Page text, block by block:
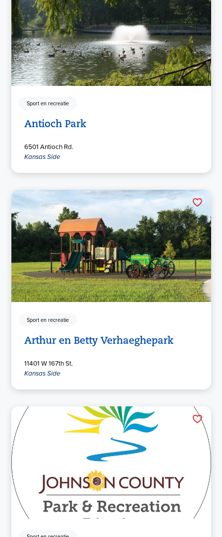
Sport en recreatie
Antioch Park
6501 Antioch Rd.
Kansas Side
Sport en recreatie
Arthur en Betty Verhaeghepark
11401 W 167th St.
Kansas Side